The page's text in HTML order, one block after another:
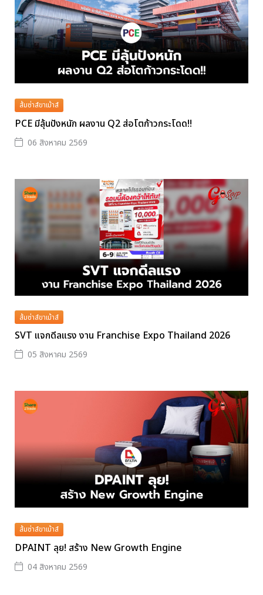
ส้มซ่าส์ขาเม้าส์
PCE มีลุ้นปังหนัก ผลงาน Q2 ส่อโตก้าวกระโดด!!
06 สิงหาคม 2569
ส้มซ่าส์ขาเม้าส์
SVT แจกดีลแรง งาน Franchise Expo Thailand 2026
05 สิงหาคม 2569
ส้มซ่าส์ขาเม้าส์
DPAINT ลุย! สร้าง New Growth Engine
04 สิงหาคม 2569